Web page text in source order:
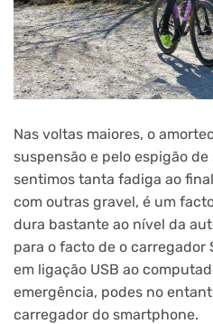
Nas voltas maiores, o
suspensão e pelo espigão
sentimos tanta fadiga ao
com outras gravel, é um
dura bastante ao nível da
para o facto de o carregador
em ligação USB ao
emergência, podes no
carregador do smartphone.